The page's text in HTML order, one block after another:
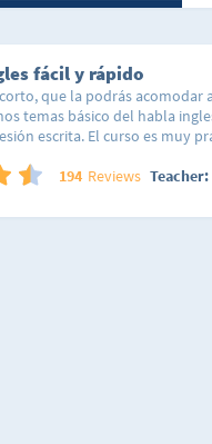
fácil y rápido
que la podrás acomodar
temas básico del habla
escrita. El curso es muy
capaz de desenvolverse en
194 Reviews Teacher: